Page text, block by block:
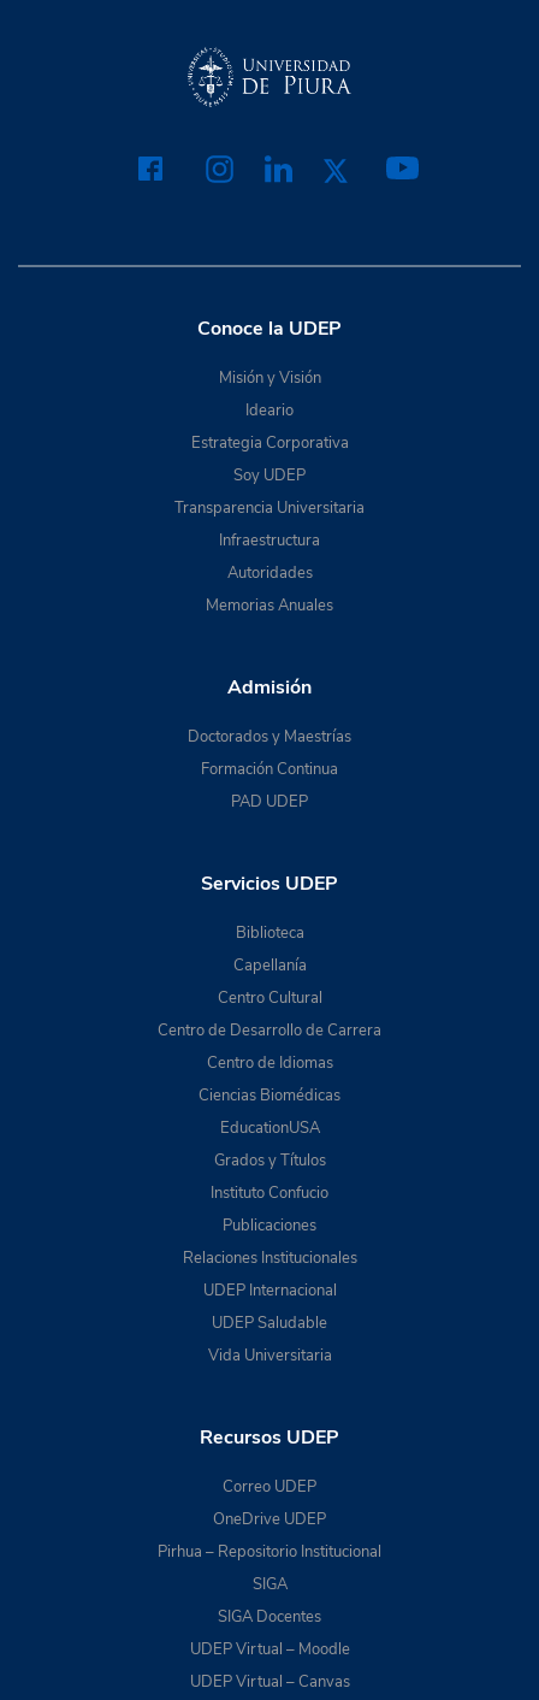
Conoce la UDEP
Misión y Visión
Ideario
Estrategia Corporativa
Soy UDEP
Transparencia Universitaria
Infraestructura
Autoridades
Memorias Anuales
Admisión
Doctorados y Maestrías
Formación Continua
PAD UDEP
Servicios UDEP
Biblioteca
Capellanía
Centro Cultural
Centro de Desarrollo de Carrera
Centro de Idiomas
Ciencias Biomédicas
EducationUSA
Grados y Títulos
Instituto Confucio
Publicaciones
Relaciones Institucionales
UDEP Internacional
UDEP Saludable
Vida Universitaria
Recursos UDEP
Correo UDEP
OneDrive UDEP
Pirhua – Repositorio Institucional
SIGA
SIGA Docentes
UDEP Virtual – Moodle
UDEP Virtual – Canvas